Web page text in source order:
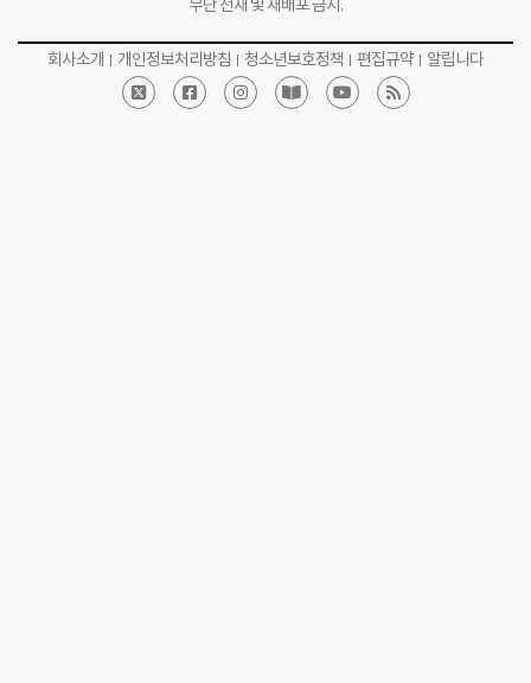
무단 전재 및 재배포 금지.
회사소개 개인정보처리방침 청소년보호정책 편집규약 알립니다